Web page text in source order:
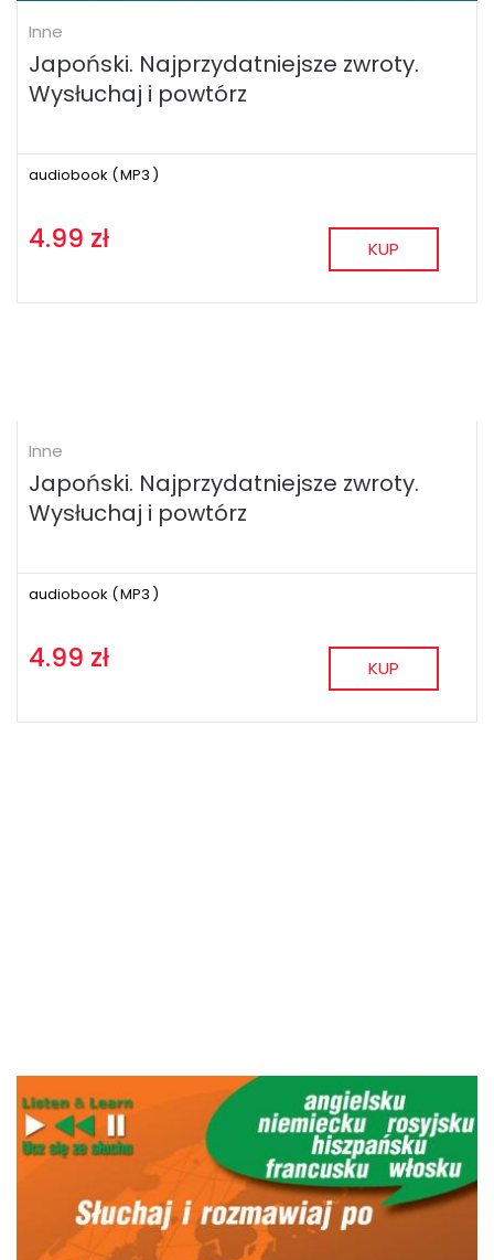
Inne
Japoński. Najprzydatniejsze zwroty.
Wysłuchaj i powtórz
audiobook (MP3 )
4.99 zł KUP
Inne
Japoński. Najprzydatniejsze zwroty.
Wysłuchaj i powtórz
audiobook (MP3 )
4.99 zł KUP